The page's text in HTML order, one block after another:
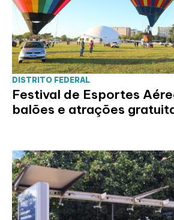
DISTRITO FEDERAL
Festival de Esportes
balões e atrações